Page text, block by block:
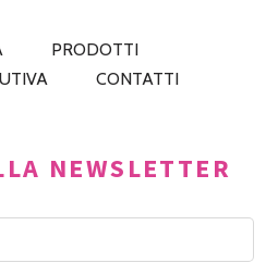
PRODOTTI
CONTATTI
NEWSLETTER